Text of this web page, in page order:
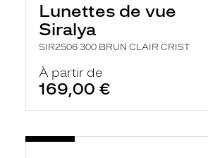
Lunettes de vue
Siralya
SIR2506 300 BRUN CLAIR CRIST
À partir de
169,00 €